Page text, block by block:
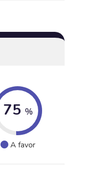
75 %
A favor